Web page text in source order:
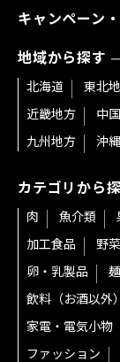
キャンペーン
地域から探す
北海道 東北
近畿地方
中
九州地方
沖縄
カテゴリから
肉 魚介類
加工食品
野菜
卵・乳製品
飲料（お酒以外）
家電・電気小物
ファッション